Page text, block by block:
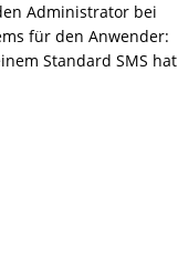
Administrator bei
für den Anwender:
Standard SMS hat